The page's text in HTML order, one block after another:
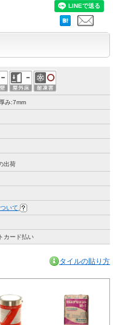
み:7mm
出荷
いて
カード払い
タイルの貼り方